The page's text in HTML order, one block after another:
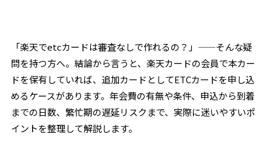
「楽天でetcカードは審査なしで作れるの？」——そんな疑
問を持つ方へ。結論から言うと、楽天カードの会員で本カー
ドを保有していれば、追加カードとしてETCカードを申し込
めるケースがあります。年会費の有無や条件、申込から到着
までの日数、繁忙期の遅延リスクまで、実際に迷いやすいポ
イントを整理して解説します。